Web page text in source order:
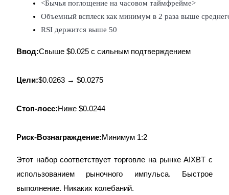
Эксклюзивные инвестиции для владельцев BTR
<Бычья поглощение на часовом таймфрейме>
Объемный всплеск как минимум в 2 раза выше
RSI держится выше 50
Ввод:Свыше $0.025 с сильным подтверждением
Цели:$0.0263 → $0.0275
Стоп-лосс:Ниже $0.0244
Риск-Вознаграждение:Минимум 1:2
Этот набор соответствует торговле на рынке AIXBT с
использованием рыночного импульса. Быстрое
выполнение. Никаких колебаний.